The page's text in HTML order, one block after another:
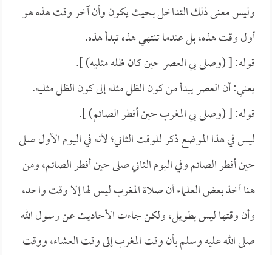
وليس معنى ذلك التداخل بحيث يكون وأن آخر وقت هذه هو
أول وقت هذه، بل عندما تنتهي هذه تبدأ هذه.
قوله: [ (وصلى بي العصر حين كان ظله مثليه) ].
يعني: أن العصر يبدأ من كون الظل مثله إلى كون الظل مثليه.
قوله: [ (وصلى بي المغرب حين أفطر الصائم) ].
ليس في هذا الموضع ذكر للوقت الثاني؛ لأنه في اليوم الأول صلى
حين أفطر الصائم وفي اليوم الثاني صلى حين أفطر الصائم، ومن
هنا أخذ بعض العلماء أن صلاة المغرب ليس لها إلا وقت واحد،
وأن وقتها ليس بطويل، ولكن جاءت الأحاديث عن رسول الله
صلى الله عليه وسلم بأن وقت المغرب إلى وقت العشاء، ووقت